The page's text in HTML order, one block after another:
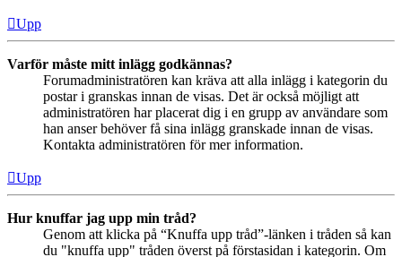
Upp
Varför måste mitt inlägg godkännas?
Forumadministratören kan kräva att alla inlägg i kategorin du
postar i granskas innan de visas. Det är också möjligt att
administratören har placerat dig i en grupp av användare som
han anser behöver få sina inlägg granskade innan de visas.
Kontakta administratören för mer information.
Upp
Hur knuffar jag upp min tråd?
Genom att klicka på “Knuffa upp tråd”-länken i tråden så kan
du "knuffa upp" tråden överst på förstasidan i kategorin. Om